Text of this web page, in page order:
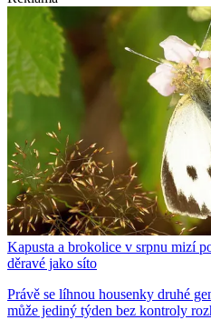
Kapusta a brokolice v srpnu mizí
děravé jako síto
Právě se líhnou housenky druhé
může jediný týden bez kontroly